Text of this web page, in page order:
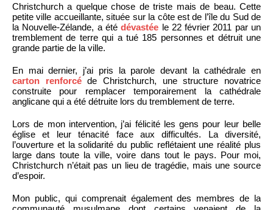
Christchurch a quelque chose de triste mais de beau. Cette
petite ville accueillante, située sur la côte est de l’île du Sud de
la Nouvelle-Zélande, a étédévastée le 22 février 2011 par un
tremblement de terre qui a tué 185 personnes et détruit une
grande partie de la ville.
En mai dernier, j’ai pris la parole devant la cathédrale en
carton renforcéde Christchurch, une structure novatrice
construite pour remplacer temporairement la cathédrale
anglicane qui a été détruite lors du tremblement de terre.
Lors de mon intervention, j’ai félicité les gens pour leur belle
église et leur ténacité face aux difficultés. La diversité,
l’ouverture et la solidarité du public reflétaient une réalité plus
large dans toute la ville, voire dans tout le pays. Pour moi,
Christchurch n’était pas un lieu de tragédie, mais une source
d’espoir.
Mon public, qui comprenait également des membres de la